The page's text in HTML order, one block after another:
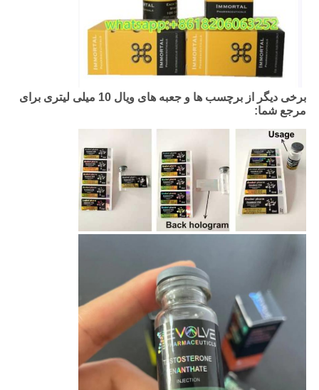
برخی دیگر از برچسب ها و جعبه های ویال 10 میلی لیتری برای
مرجع شما: